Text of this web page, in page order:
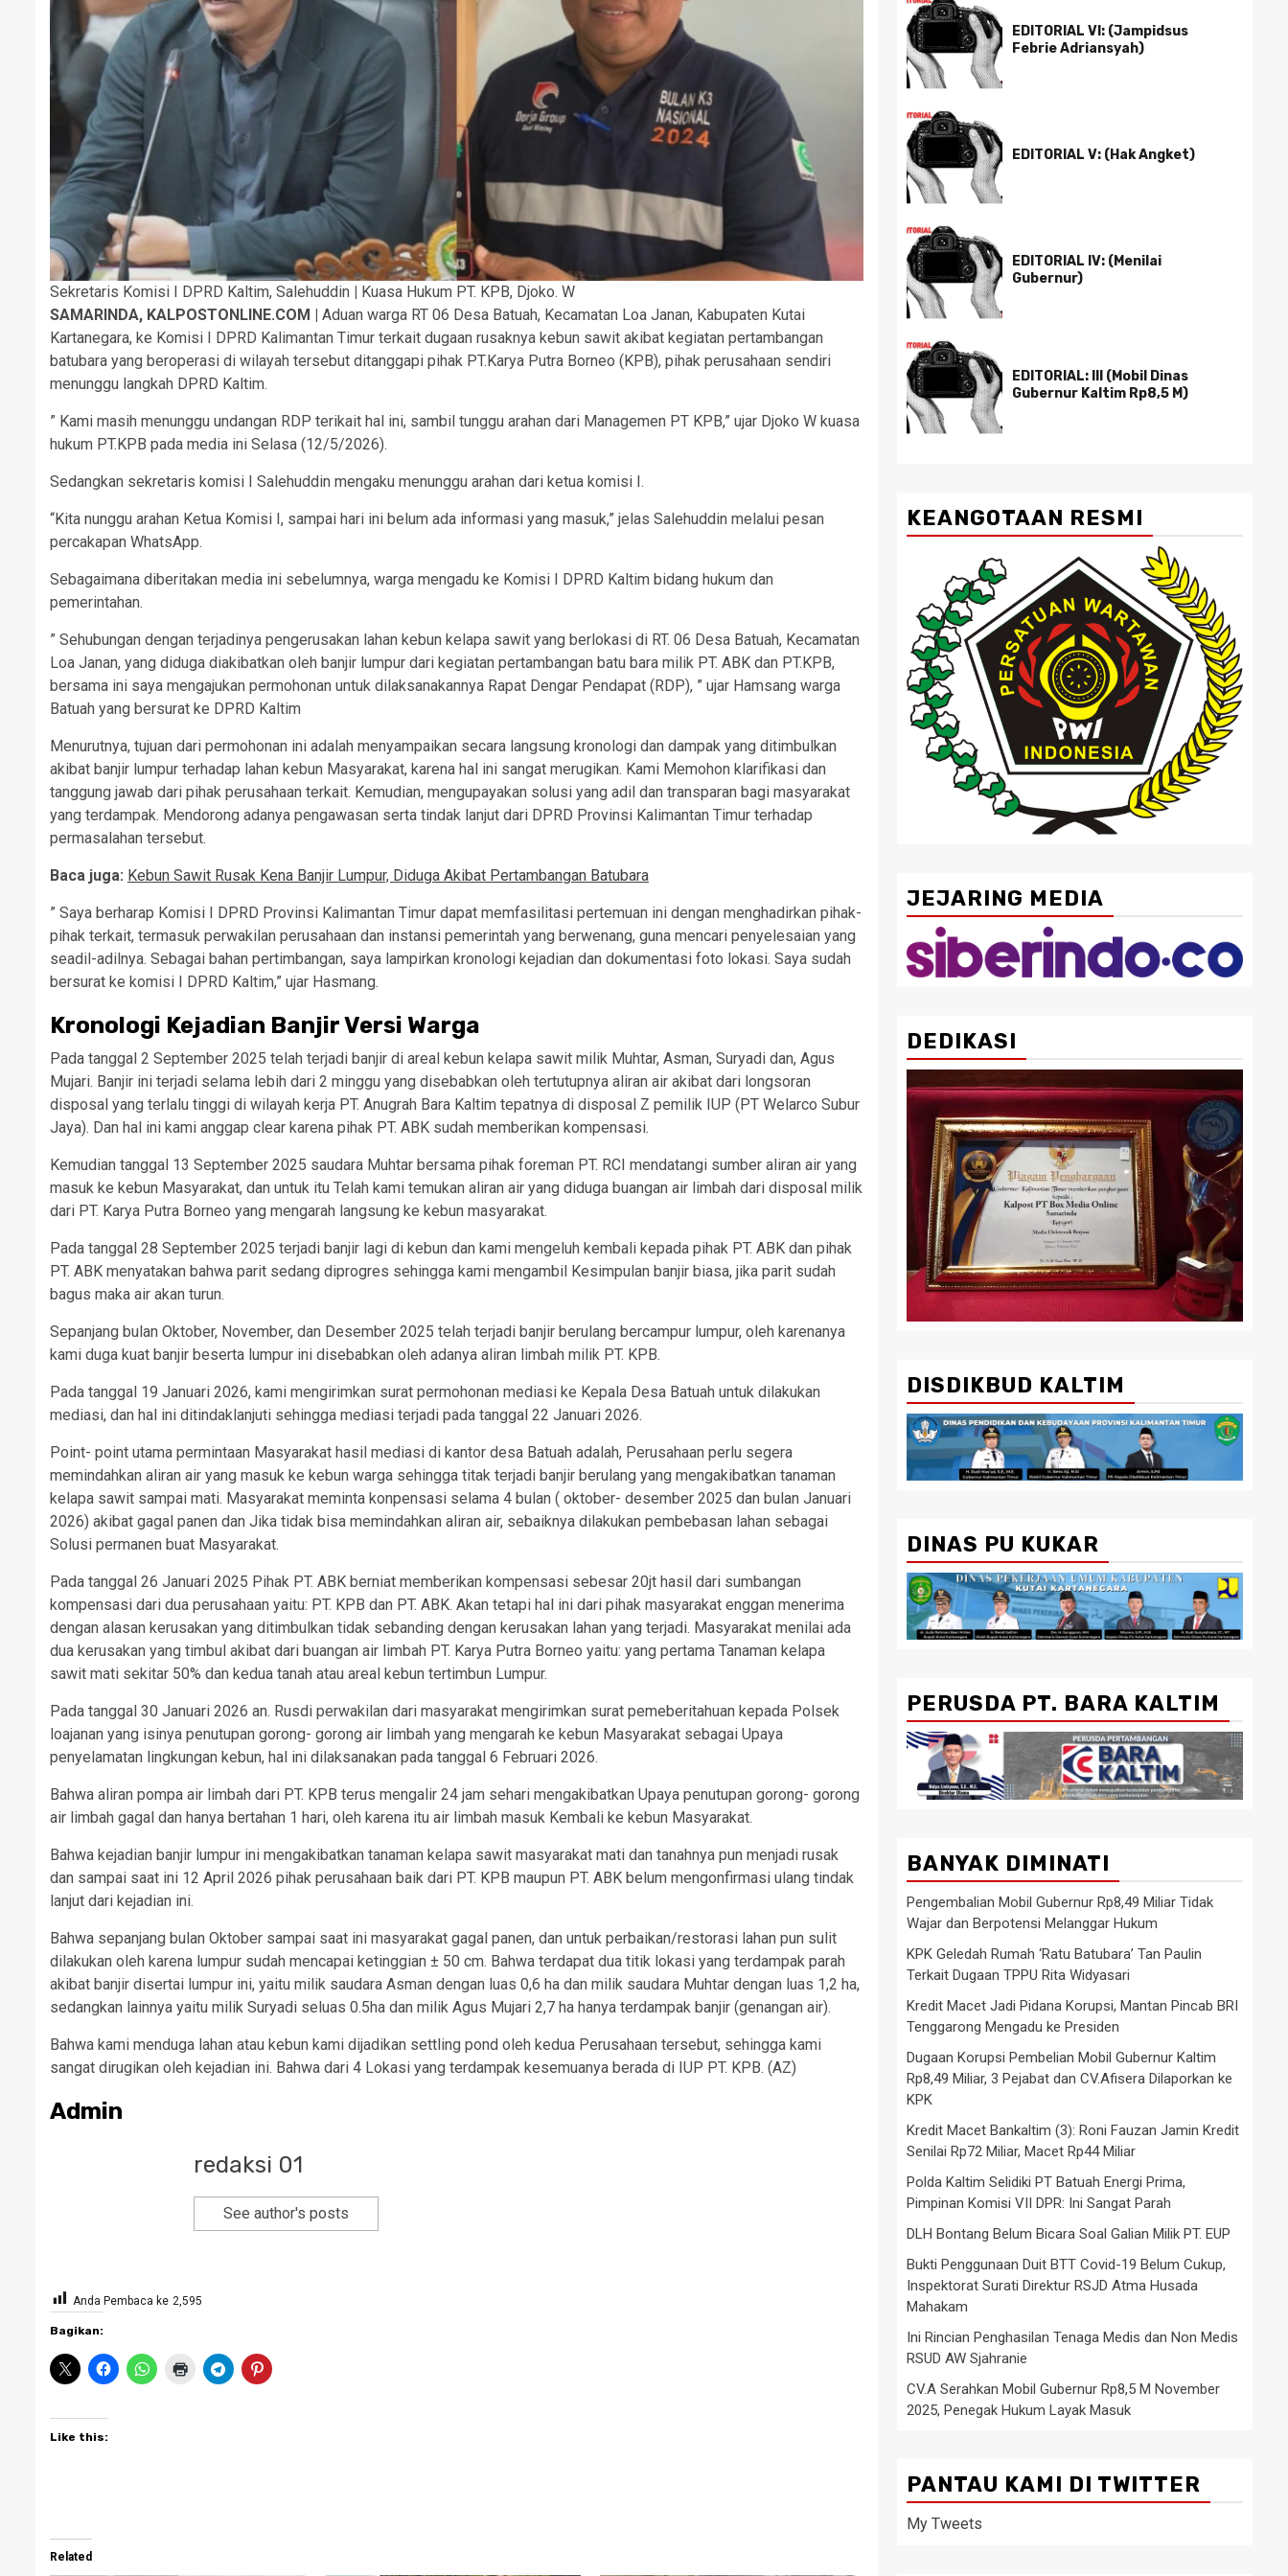
Sekretaris Komisi I DPRD Kaltim, Salehuddin | Kuasa Hukum PT. KPB, Djoko. W
SAMARINDA, KALPOSTONLINE.COM | Aduan warga RT 06 Desa Batuah, Kecamatan Loa Janan, Kabupaten Kutai
Kartanegara, ke Komisi I DPRD Kalimantan Timur terkait dugaan rusaknya kebun sawit akibat kegiatan pertambangan
batubara yang beroperasi di wilayah tersebut ditanggapi pihak PT.Karya Putra Borneo (KPB), pihak perusahaan sendiri
menunggu langkah DPRD Kaltim.
” Kami masih menunggu undangan RDP terikait hal ini, sambil tunggu arahan dari Managemen PT KPB,” ujar Djoko W kuasa
hukum PT.KPB pada media ini Selasa (12/5/2026).
Sedangkan sekretaris komisi I Salehuddin mengaku menunggu arahan dari ketua komisi I.
“Kita nunggu arahan Ketua Komisi I, sampai hari ini belum ada informasi yang masuk,” jelas Salehuddin melalui pesan
percakapan WhatsApp.
Sebagaimana diberitakan media ini sebelumnya, warga mengadu ke Komisi I DPRD Kaltim bidang hukum dan
pemerintahan.
” Sehubungan dengan terjadinya pengerusakan lahan kebun kelapa sawit yang berlokasi di RT. 06 Desa Batuah, Kecamatan
Loa Janan, yang diduga diakibatkan oleh banjir lumpur dari kegiatan pertambangan batu bara milik PT. ABK dan PT.KPB,
bersama ini saya mengajukan permohonan untuk dilaksanakannya Rapat Dengar Pendapat (RDP), ” ujar Hamsang warga
Batuah yang bersurat ke DPRD Kaltim
Menurutnya, tujuan dari permohonan ini adalah menyampaikan secara langsung kronologi dan dampak yang ditimbulkan
akibat banjir lumpur terhadap lahan kebun Masyarakat, karena hal ini sangat merugikan. Kami Memohon klarifikasi dan
tanggung jawab dari pihak perusahaan terkait. Kemudian, mengupayakan solusi yang adil dan transparan bagi masyarakat
yang terdampak. Mendorong adanya pengawasan serta tindak lanjut dari DPRD Provinsi Kalimantan Timur terhadap
permasalahan tersebut.
Baca juga: Kebun Sawit Rusak Kena Banjir Lumpur, Diduga Akibat Pertambangan Batubara
” Saya berharap Komisi I DPRD Provinsi Kalimantan Timur dapat memfasilitasi pertemuan ini dengan menghadirkan pihak-
pihak terkait, termasuk perwakilan perusahaan dan instansi pemerintah yang berwenang, guna mencari penyelesaian yang
seadil-adilnya. Sebagai bahan pertimbangan, saya lampirkan kronologi kejadian dan dokumentasi foto lokasi. Saya sudah
bersurat ke komisi I DPRD Kaltim,” ujar Hasmang.
Kronologi Kejadian Banjir Versi Warga
Pada tanggal 2 September 2025 telah terjadi banjir di areal kebun kelapa sawit milik Muhtar, Asman, Suryadi dan, Agus
Mujari. Banjir ini terjadi selama lebih dari 2 minggu yang disebabkan oleh tertutupnya aliran air akibat dari longsoran
disposal yang terlalu tinggi di wilayah kerja PT. Anugrah Bara Kaltim tepatnya di disposal Z pemilik IUP (PT Welarco Subur
Jaya). Dan hal ini kami anggap clear karena pihak PT. ABK sudah memberikan kompensasi.
Kemudian tanggal 13 September 2025 saudara Muhtar bersama pihak foreman PT. RCI mendatangi sumber aliran air yang
masuk ke kebun Masyarakat, dan untuk itu Telah kami temukan aliran air yang diduga buangan air limbah dari disposal milik
dari PT. Karya Putra Borneo yang mengarah langsung ke kebun masyarakat.
Pada tanggal 28 September 2025 terjadi banjir lagi di kebun dan kami mengeluh kembali kepada pihak PT. ABK dan pihak
PT. ABK menyatakan bahwa parit sedang diprogres sehingga kami mengambil Kesimpulan banjir biasa, jika parit sudah
bagus maka air akan turun.
Sepanjang bulan Oktober, November, dan Desember 2025 telah terjadi banjir berulang bercampur lumpur, oleh karenanya
kami duga kuat banjir beserta lumpur ini disebabkan oleh adanya aliran limbah milik PT. KPB.
Pada tanggal 19 Januari 2026, kami mengirimkan surat permohonan mediasi ke Kepala Desa Batuah untuk dilakukan
mediasi, dan hal ini ditindaklanjuti sehingga mediasi terjadi pada tanggal 22 Januari 2026.
Point- point utama permintaan Masyarakat hasil mediasi di kantor desa Batuah adalah, Perusahaan perlu segera
memindahkan aliran air yang masuk ke kebun warga sehingga titak terjadi banjir berulang yang mengakibatkan tanaman
kelapa sawit sampai mati. Masyarakat meminta konpensasi selama 4 bulan ( oktober- desember 2025 dan bulan Januari
2026) akibat gagal panen dan Jika tidak bisa memindahkan aliran air, sebaiknya dilakukan pembebasan lahan sebagai
Solusi permanen buat Masyarakat.
Pada tanggal 26 Januari 2025 Pihak PT. ABK berniat memberikan kompensasi sebesar 20jt hasil dari sumbangan
kompensasi dari dua perusahaan yaitu: PT. KPB dan PT. ABK. Akan tetapi hal ini dari pihak masyarakat enggan menerima
dengan alasan kerusakan yang ditimbulkan tidak sebanding dengan kerusakan lahan yang terjadi. Masyarakat menilai ada
dua kerusakan yang timbul akibat dari buangan air limbah PT. Karya Putra Borneo yaitu: yang pertama Tanaman kelapa
sawit mati sekitar 50% dan kedua tanah atau areal kebun tertimbun Lumpur.
Pada tanggal 30 Januari 2026 an. Rusdi perwakilan dari masyarakat mengirimkan surat pemeberitahuan kepada Polsek
loajanan yang isinya penutupan gorong- gorong air limbah yang mengarah ke kebun Masyarakat sebagai Upaya
penyelamatan lingkungan kebun, hal ini dilaksanakan pada tanggal 6 Februari 2026.
Bahwa aliran pompa air limbah dari PT. KPB terus mengalir 24 jam sehari mengakibatkan Upaya penutupan gorong- gorong
air limbah gagal dan hanya bertahan 1 hari, oleh karena itu air limbah masuk Kembali ke kebun Masyarakat.
Bahwa kejadian banjir lumpur ini mengakibatkan tanaman kelapa sawit masyarakat mati dan tanahnya pun menjadi rusak
dan sampai saat ini 12 April 2026 pihak perusahaan baik dari PT. KPB maupun PT. ABK belum mengonfirmasi ulang tindak
lanjut dari kejadian ini.
Bahwa sepanjang bulan Oktober sampai saat ini masyarakat gagal panen, dan untuk perbaikan/restorasi lahan pun sulit
dilakukan oleh karena lumpur sudah mencapai ketinggian ± 50 cm. Bahwa terdapat dua titik lokasi yang terdampak parah
akibat banjir disertai lumpur ini, yaitu milik saudara Asman dengan luas 0,6 ha dan milik saudara Muhtar dengan luas 1,2 ha,
sedangkan lainnya yaitu milik Suryadi seluas 0.5ha dan milik Agus Mujari 2,7 ha hanya terdampak banjir (genangan air).
Bahwa kami menduga lahan atau kebun kami dijadikan settling pond oleh kedua Perusahaan tersebut, sehingga kami
sangat dirugikan oleh kejadian ini. Bahwa dari 4 Lokasi yang terdampak kesemuanya berada di IUP PT. KPB. (AZ)
Admin
redaksi 01
See author's posts
Anda Pembaca ke 2,595
Bagikan:
Like this:
Related
EDITORIAL VI: (Jampidsus
Febrie Adriansyah)
EDITORIAL V: (Hak Angket)
EDITORIAL IV: (Menilai
Gubernur)
EDITORIAL: III (Mobil Dinas
Gubernur Kaltim Rp8,5 M)
KEANGOTAAN RESMI
JEJARING MEDIA
DEDIKASI
DISDIKBUD KALTIM
DINAS PU KUKAR
PERUSDA PT. BARA KALTIM
BANYAK DIMINATI
Pengembalian Mobil Gubernur Rp8,49 Miliar Tidak
Wajar dan Berpotensi Melanggar Hukum
KPK Geledah Rumah ‘Ratu Batubara’ Tan Paulin
Terkait Dugaan TPPU Rita Widyasari
Kredit Macet Jadi Pidana Korupsi, Mantan Pincab BRI
Tenggarong Mengadu ke Presiden
Dugaan Korupsi Pembelian Mobil Gubernur Kaltim
Rp8,49 Miliar, 3 Pejabat dan CV.Afisera Dilaporkan ke
KPK
Kredit Macet Bankaltim (3): Roni Fauzan Jamin Kredit
Senilai Rp72 Miliar, Macet Rp44 Miliar
Polda Kaltim Selidiki PT Batuah Energi Prima,
Pimpinan Komisi VII DPR: Ini Sangat Parah
DLH Bontang Belum Bicara Soal Galian Milik PT. EUP
Bukti Penggunaan Duit BTT Covid-19 Belum Cukup,
Inspektorat Surati Direktur RSJD Atma Husada
Mahakam
Ini Rincian Penghasilan Tenaga Medis dan Non Medis
RSUD AW Sjahranie
CV.A Serahkan Mobil Gubernur Rp8,5 M November
2025, Penegak Hukum Layak Masuk
PANTAU KAMI DI TWITTER
My Tweets